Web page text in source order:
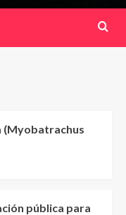
(Myobatrachus
pública para